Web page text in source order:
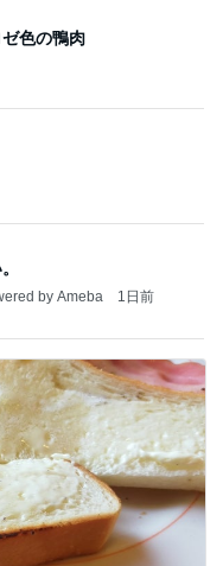
色の鴨肉
by Ameba 1日前